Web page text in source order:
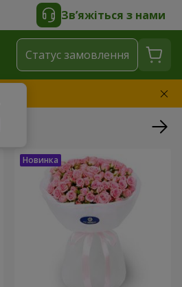
Зв’яжіться з нами
Статус замовлення